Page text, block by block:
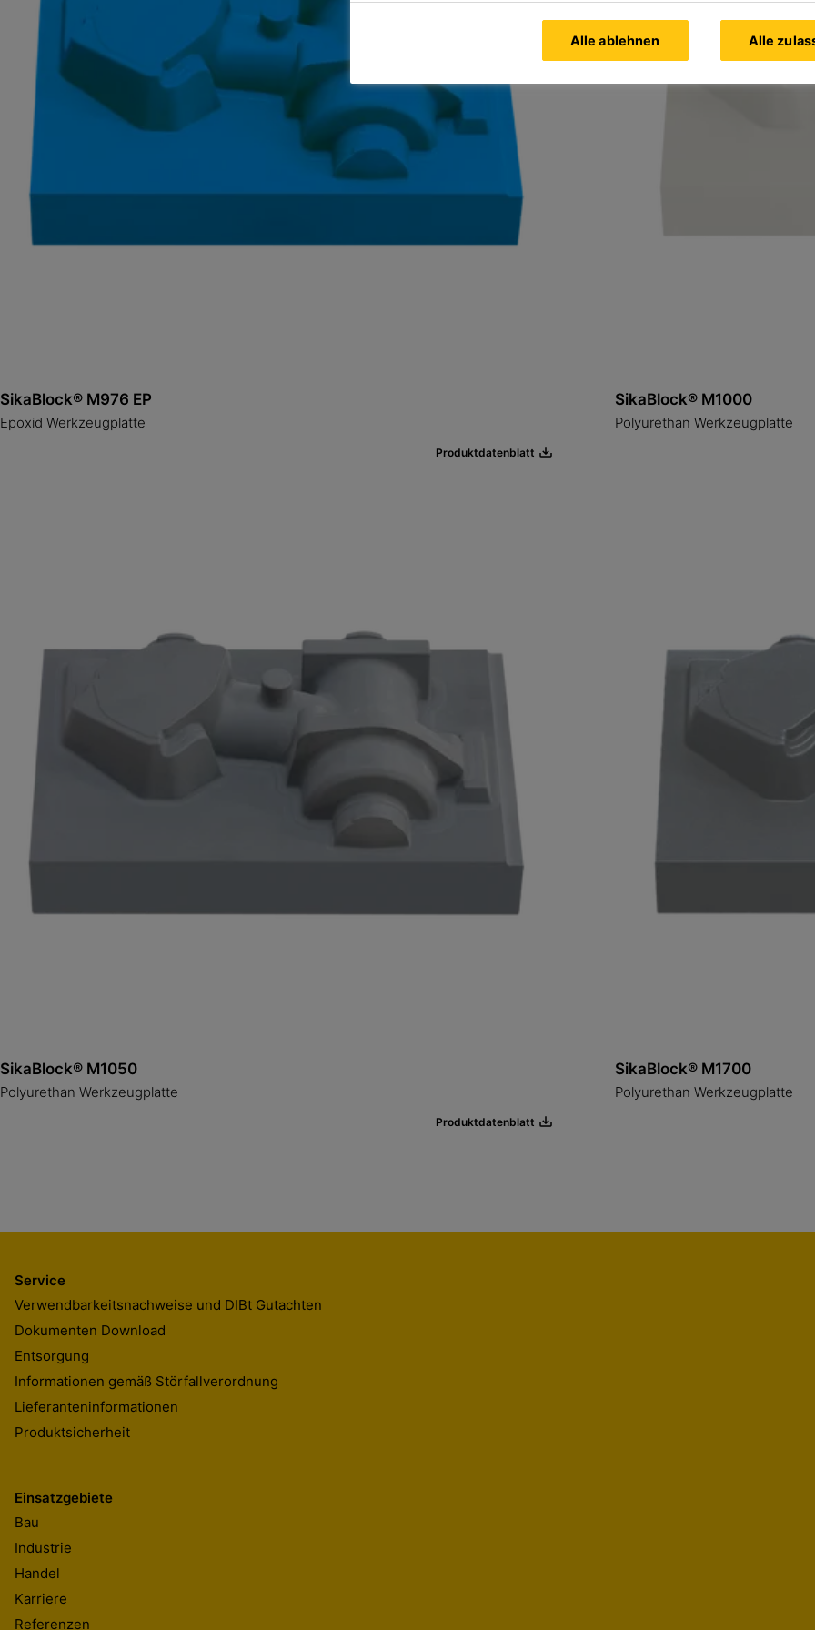
SikaBlock® M976 EP
Epoxid Werkzeugplatte
Produktdatenblatt
SikaBlock® M1000
Polyurethan Werkzeugplatte
SikaBlock® M1050
Polyurethan Werkzeugplatte
Produktdatenblatt
SikaBlock® M1700
Polyurethan Werkzeugplatte
Service
Verwendbarkeitsnachweise und DIBt Gutachten
Dokumenten Download
Entsorgung
Informationen gemäß Störfallverordnung
Lieferanteninformationen
Produktsicherheit
Einsatzgebiete
Bau
Industrie
Handel
Karriere
Referenzen
Alle ablehnen Alle